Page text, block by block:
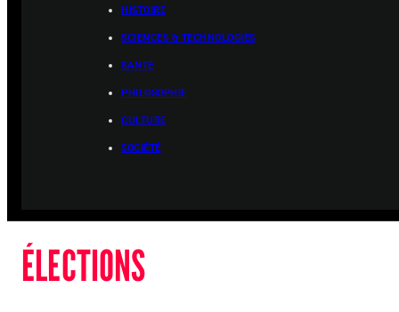
HISTOIRE
SCIENCES & TECHNOLOGIES
SANTÉ
PHILOSOPHIE
CULTURE
SOCIÉTÉ
ÉLECTIONS